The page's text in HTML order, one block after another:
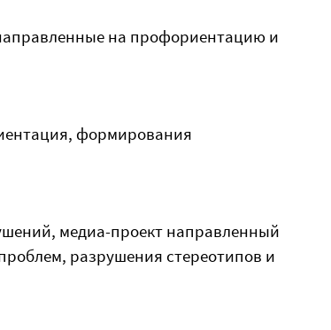
на профориентацию и
формирования
медиа-проект направленный
разрушения стереотипов и